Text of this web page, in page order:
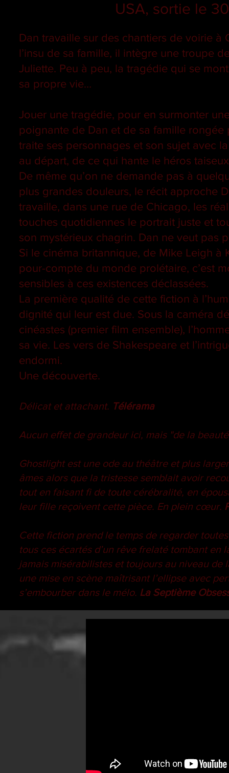
USA, sortie le
Dan travaille sur des chantiers de voirie à
l’insu de sa famille, il intègre une troupe
Juliette. Peu à peu, la tragédie qui se
sa propre vie…
Jouer une tragédie, pour en surmonter
poignante de Dan et de sa famille
traite ses personnages et son sujet avec
au départ, de ce qui hante le héros
De même qu’on ne demande pas à
plus grandes douleurs, le récit approche
travaille, dans une rue de Chicago, les
touches quotidiennes le portrait juste et
son mystérieux chagrin. Dan ne veut pas
Si le cinéma britannique, de Mike Leigh à
pour-compte du monde prolétaire, c’est
sensibles à ces existences déclassées.
La première qualité de cette fiction à
dignité qui leur est due. Sous la caméra
cinéastes (premier film ensemble),
sa vie. Les vers de Shakespeare et
endormi.
Une découverte.
Délicat et attachant. Télérama
Aucun effet de grandeur ici, mais "de la
Ghostlight est une ode au théâtre et plus
âmes alors que la tristesse semblait avoir
tout en faisant fi de toute cérébralité, en
leur fille reçoivent cette pièce. En plein cœur.
Cette fiction prend le temps de regarder
tous ces écartés d’un rêve frelaté tombant en
jamais misérabilistes et toujours au niveau de
une mise en scène maîtrisant l’ellipse avec
s’embourber dans le mélo. La Septième